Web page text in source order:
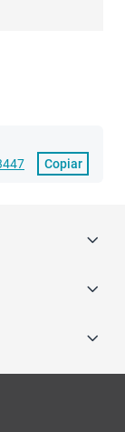
Copiar